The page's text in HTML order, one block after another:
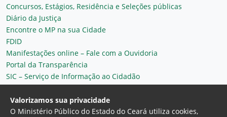
Concursos, Estágios, Residência e Seleções públicas
Diário da Justiça
Encontre o MP na sua Cidade
FDID
Manifestações online – Fale com a Ouvidoria
Portal da Transparência
SIC – Serviço de Informação ao Cidadão
Plantão MP do Ceará
Secretaria Geral
Valorizamos sua privacidade
O Ministério Público do Estado do Ceará utiliza cookies,